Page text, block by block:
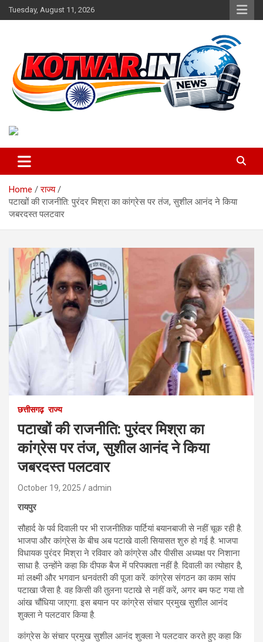
Skip
to
Tuesday, August 11, 2026
kotwar.in
Home
राज्य
पटाखों की राजनीति: पुरंदर मिश्रा का कांग्रेस पर तंज, सुशील आनंद ने किया
जबरदस्त पलटवार
छत्तीसगढ़ राज्य
पटाखों की राजनीति: पुरंदर मिश्रा का
कांग्रेस पर तंज, सुशील आनंद ने किया
जबरदस्त पलटवार
October 19, 2025 admin
रायपुर
सौहार्द के पर्व दिवाली पर भी राजनीतिक पार्टियां बयानबाजी से नहीं चूक रही है.
भाजपा और कांग्रेस के बीच अब पटाखे वाली सियासत शुरु हो गई है. भाजपा
विधायक पुरंदर मिश्रा ने रविवार को कांग्रेस और पीसीस अध्यक्ष पर निशाना
साधा है. उन्होंने कहा कि दीपक बैज में परिपक्वता नहीं है. दिवाली का त्योहार है,
मां लक्ष्मी और भगवान धनवंतरी की पूजा करें. कांग्रेस संगठन का काम सांप
पटाखा जैसा है. वह किसी की तुलना पटाखे से नहीं करें, अगर बम फट गया तो
आंख चौंधिया जाएगा. इस बयान पर कांग्रेस संचार प्रमुख सुशील आनंद
शुक्ला ने पलटवार किया है.
कांग्रेस के संचार प्रमुख सुशील आनंद शुक्ला ने पलटवार करते हुए कहा कि